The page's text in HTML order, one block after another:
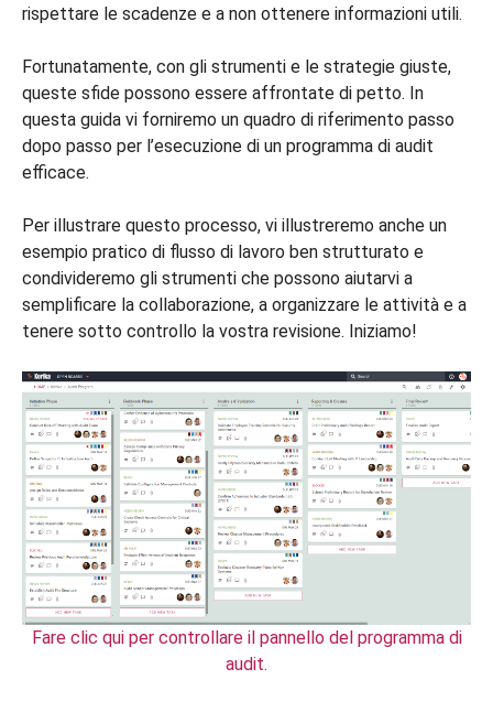
rispettare le scadenze e a non ottenere informazioni utili.
Fortunatamente, con gli strumenti e le strategie giuste,
queste sfide possono essere affrontate di petto. In
questa guida vi forniremo un quadro di riferimento passo
dopo passo per l’esecuzione di un programma di audit
efficace.
Per illustrare questo processo, vi illustreremo anche un
esempio pratico di flusso di lavoro ben strutturato e
condivideremo gli strumenti che possono aiutarvi a
semplificare la collaborazione, a organizzare le attività e a
tenere sotto controllo la vostra revisione. Iniziamo!
Fare clic qui per controllare il pannello del programma di
audit.